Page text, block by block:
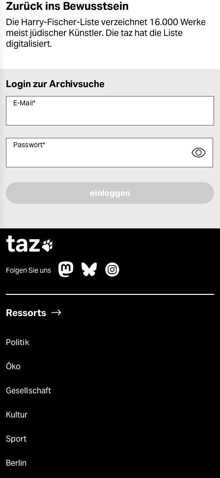
Zurück ins Bewusstsein
Die Harry-Fischer-Liste verzeichnet 16.000 Werke
meist jüdischer Künstler. Die taz hat die Liste
digitalisiert.
Login zur Archivsuche
E-Mail*
Passwort*
taz
Folgen Sie uns
Ressorts
Politik
Öko
Gesellschaft
Kultur
Sport
Berlin